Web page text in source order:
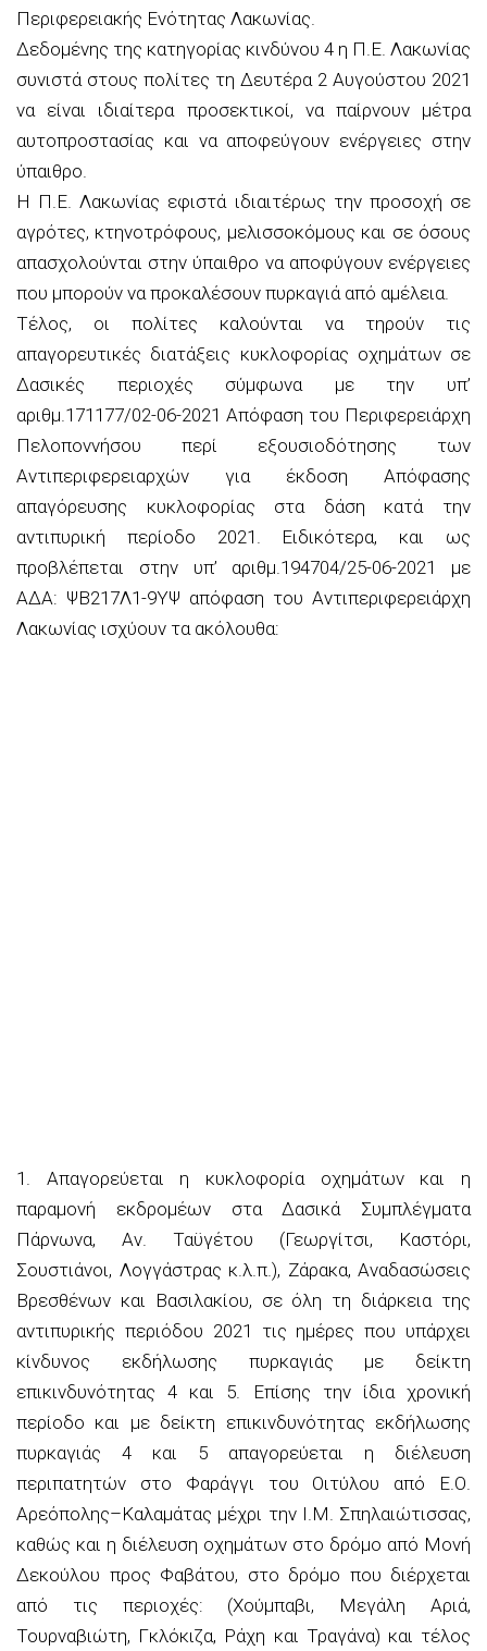
Περιφερειακής Ενότητας Λακωνίας.
Δεδομένης της κατηγορίας κινδύνου 4 η Π.Ε. Λακωνίας
συνιστά στους πολίτες τη Δευτέρα 2 Αυγούστου 2021
να είναι ιδιαίτερα προσεκτικοί, να παίρνουν μέτρα
αυτοπροστασίας και να αποφεύγουν ενέργειες στην
ύπαιθρο.
Η Π.Ε. Λακωνίας εφιστά ιδιαιτέρως την προσοχή σε
αγρότες, κτηνοτρόφους, μελισσοκόμους και σε όσους
απασχολούνται στην ύπαιθρο να αποφύγουν ενέργειες
που μπορούν να προκαλέσουν πυρκαγιά από αμέλεια.
Τέλος, οι πολίτες καλούνται να τηρούν τις
απαγορευτικές διατάξεις κυκλοφορίας οχημάτων σε
Δασικές περιοχές σύμφωνα με την υπ’
αριθμ.171177/02-06-2021 Απόφαση του Περιφερειάρχη
Πελοποννήσου περί εξουσιοδότησης των
Αντιπεριφερειαρχών για έκδοση Απόφασης
απαγόρευσης κυκλοφορίας στα δάση κατά την
αντιπυρική περίοδο 2021. Ειδικότερα, και ως
προβλέπεται στην υπ’ αριθμ.194704/25-06-2021 με
ΑΔΑ: ΨΒ217Λ1-9ΥΨ απόφαση του Αντιπεριφερειάρχη
Λακωνίας ισχύουν τα ακόλουθα:
1. Απαγορεύεται η κυκλοφορία οχημάτων και η
παραμονή εκδρομέων στα Δασικά Συμπλέγματα
Πάρνωνα, Αν. Ταϋγέτου (Γεωργίτσι, Καστόρι,
Σουστιάνοι, Λογγάστρας κ.λ.π.), Ζάρακα, Αναδασώσεις
Βρεσθένων και Βασιλακίου, σε όλη τη διάρκεια της
αντιπυρικής περιόδου 2021 τις ημέρες που υπάρχει
κίνδυνος εκδήλωσης πυρκαγιάς µε δείκτη
επικινδυνότητας 4 και 5. Επίσης την ίδια χρονική
περίοδο και µε δείκτη επικινδυνότητας εκδήλωσης
πυρκαγιάς 4 και 5 απαγορεύεται η διέλευση
περιπατητών στο Φαράγγι του Οιτύλου από Ε.Ο.
Αρεόπολης–Καλαμάτας μέχρι την Ι.Μ. Σπηλαιώτισσας,
καθώς και η διέλευση οχημάτων στο δρόμο από Μονή
Δεκούλου προς Φαβάτου, στο δρόμο που διέρχεται
από τις περιοχές: (Χούμπαβι, Μεγάλη Αριά,
Τουρναβιώτη, Γκλόκιζα, Ράχη και Τραγάνα) και τέλος